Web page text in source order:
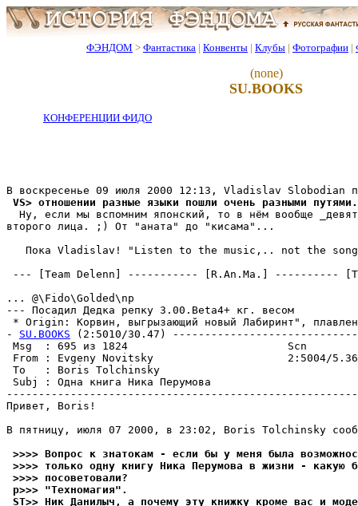
ФЭНДОМ > Фантастика | Конвенты | Клубы | Фотографии |
(none)
SU.BOOKS
КОНФЕРЕНЦИИ ФИДО
VS> отношении разные языки пошли очень разными
Ну, если мы вспомним японский, то в нём вообще
второго лица. ;) От "аната" до "кисама"...
Пока Vladislav! "Listen to the music,.. not the
--- [Team Delenn] ----------- [R.An.Ma.] ----------
... @\Fido\Golded\np
--- Посадил Дедка репку 3.00.Beta4+ кг. весом
* Origin: Корвин, выгрызающий новый Лабиринт",
- SU.BOOKS (2:5010/30.47)
Msg  : 695 из 1824
From : Evgeny Novitsky                     2:5004/5.36
To   : Boris Tolchinsky
Subj : Одна книга
Привет, Boris!
В пятницу, июля 07 2000, в 23:02, Boris Tolchinsky
>>>> Вопрос к знатокам - если бы y меня была
>>>> только однy книгy Ника Пеpyмова в жизни - какyю
>>>> посоветовали?
p>>> "Техномагия".
ST>> Ник Данилыч, а почемy этy книжкy кроме вас и